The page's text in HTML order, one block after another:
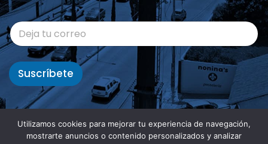
C
o
r
e
o
Suscríbete
Utilizamos cookies para mejorar tu experiencia de navegación,
mostrarte anuncios o contenido personalizados y analizar